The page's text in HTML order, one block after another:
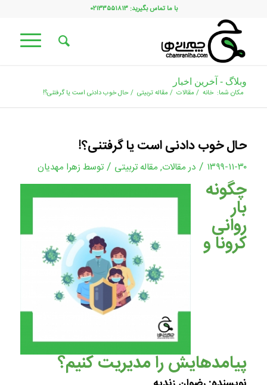
با ما تماس بگیرید: ۰۲۱۳۳۵۵۱۸۱۳
وبلاگ - آخرین اخبار
مکان شما: خانه / مقالات / مقاله تربیتی /حال خوب دادنی است یا گرفتنی؟!
حال خوب دادنی است یا گرفتنی؟!
۱۳۹۹-۱۱-۳۰ / درمقالات, مقاله تربیتی / توسط زهرا مهدیان
چگونه
بار
روانی
کرونا و
پیامدهایش را مدیریت کنیم؟